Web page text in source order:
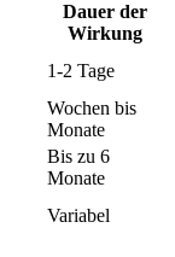
Dauer der
Wirkung
1-2 ⁢Tage
Wochen‌ bis
Monate
Bis zu ​6
Monate
Variabel